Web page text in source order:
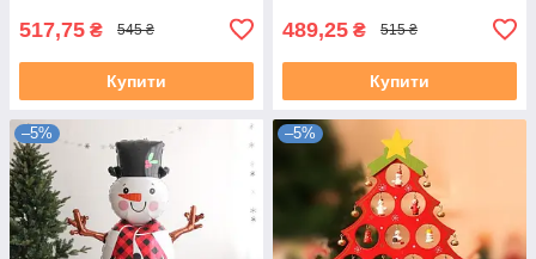
517,75 ₴ 545 ₴
Купити
489,25 ₴ 515 ₴
Купити
–5% –5%